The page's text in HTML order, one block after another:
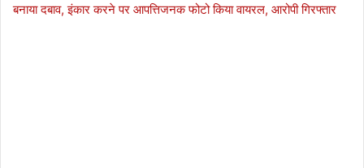
बनाया दबाव, इंकार करने पर आपत्तिजनक फोटो किया वायरल, आरोपी गिरफ्तार